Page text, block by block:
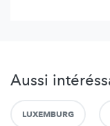
Aussi
LUXEMBURG